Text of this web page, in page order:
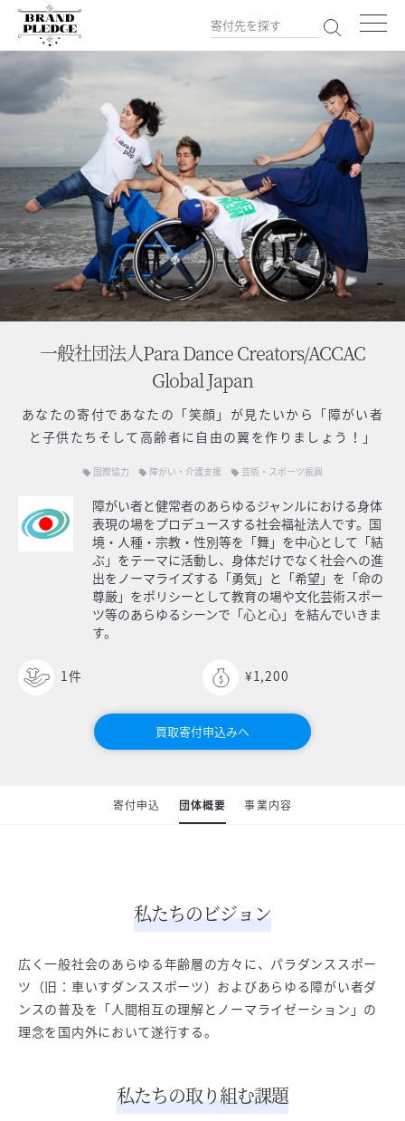
一般社団法人Para Dance Creators/ACCAC
Global Japan
あなたの寄付で あなたの「笑顔」が見たいから「障がい者
と子供たちそして高齢者に自由の翼を作りましょう！」
local_offer 国際協力 local_offer 障がい・介護支援 local_offer 芸術・スポーツ振興
障がい者と健常者のあらゆるジャンルにおける身体
表現の場をプロデュースする社会福祉法人です。国
境・人種・宗教・性別等を「舞」を中心として「結
ぶ」をテーマに活動し、身体だけでなく社会への進
出をノーマライズする「勇気」と「希望」を「命の
尊厳」をポリシーとして教育の場や文化芸術スポー
ツ等のあらゆるシーンで「心と心」を結んでいきま
す。
1 件 ¥1,200
買取寄付申込みへ
寄付申込 団体概要 事業内容
私たちのビジョン
広く一般社会のあらゆる年齢層の方々に、パラダンススポー
ツ（旧：車いすダンススポーツ）およびあらゆる障がい者ダ
ンスの普及を「人間相互の理解とノーマライゼーション」の
理念を国内外において遂行する。
私たちの取り組む課題